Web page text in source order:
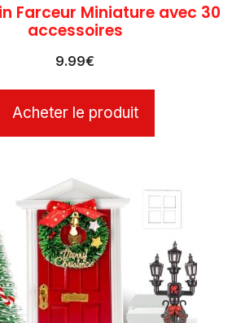
Farceur Miniature avec 30
accessoires
9.99€
Acheter le produit